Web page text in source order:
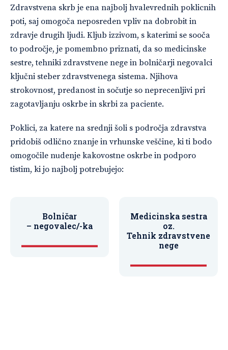
Zdravstvena skrb je ena najbolj hvalevrednih poklicnih
poti, saj omogoča neposreden vpliv na dobrobit in
zdravje drugih ljudi. Kljub izzivom, s katerimi se sooča
to področje, je pomembno priznati, da so medicinske
sestre, tehniki zdravstvene nege in bolničarji negovalci
ključni steber zdravstvenega sistema. Njihova
strokovnost, predanost in sočutje so neprecenljivi pri
zagotavljanju oskrbe in skrbi za paciente.
Poklici, za katere na srednji šoli s področja zdravstva
pridobiš odlično znanje in vrhunske veščine, ki ti bodo
omogočile nudenje kakovostne oskrbe in podporo
tistim, ki jo najbolj potrebujejo:
Bolničar
– negovalec/-ka
Medicinska sestra
oz.
Tehnik zdravstvene
nege